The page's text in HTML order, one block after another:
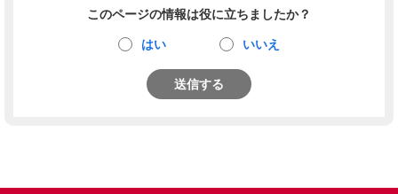
このページの情報は役に立ちましたか？
はい いいえ
送信する